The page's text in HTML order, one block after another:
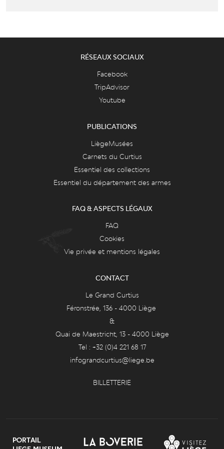
RÉSEAUX SOCIAUX
Facebook
TripAdvisor
Youtube
PUBLICATIONS
LiègeMusées
Carnets du Curtius
Essentiel des collections
Essentiel du département des armes
FAQ & ASPECTS LÉGAUX
FAQ
Cookies
Vie privée et mentions légales
CONTACT
Le Grand Curtius
Féronstrée, 136 - 4000 Liège
&
Quai de Maestricht, 13 - 4000 Liège
Tel : +32 (0)4 221 68 17
infograndcurtius@liege.be
BILLETTERIE